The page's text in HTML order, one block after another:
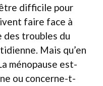
difficile pour
faire face à
des troubles du
Mais qu’en
ménopause est-
ou concerne-t-